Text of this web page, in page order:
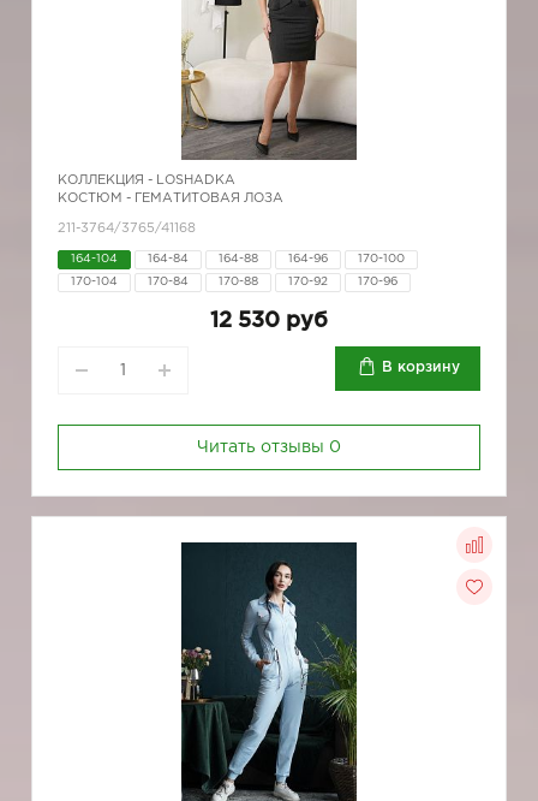
КОЛЛЕКЦИЯ - LOSHADKA
КОСТЮМ - ГЕМАТИТОВАЯ ЛОЗА
211-3764/3765/41168
164-104 164-84 164-88 164-96 170-100
170-104 170-84 170-88 170-92 170-96
12 530 руб
В корзину
Читать отзывы 0